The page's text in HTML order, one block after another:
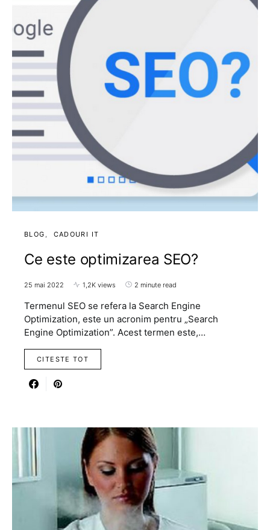
BLOG CADOURI IT
Ce este optimizarea SEO?
25 mai 2022 1,2K views 2 minute read
Termenul SEO se refera la Search Engine
Optimization, este un acronim pentru „Search
Engine Optimization”. Acest termen este,…
CITESTE TOT